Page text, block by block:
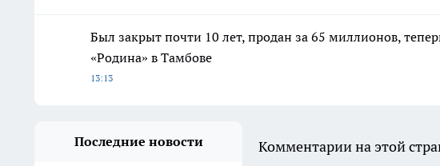
Был закрыт почти 10 лет, продан за 65 миллионов,
«Родина» в Тамбове
13:13
Последние новости Комментарии на этой